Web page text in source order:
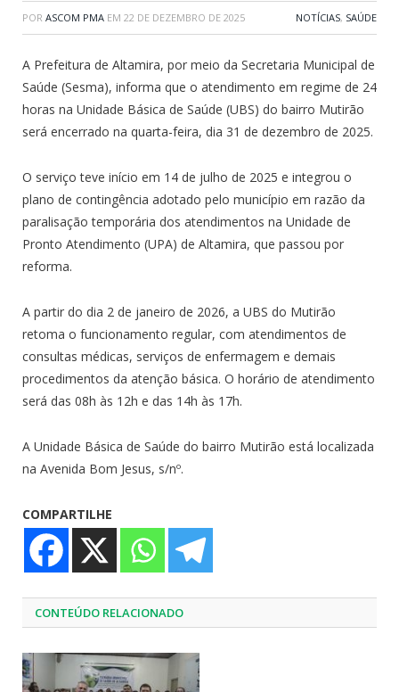
POR ASCOM PMA EM 22 DE DEZEMBRO DE 2025 NOTÍCIAS, SAÚDE
A Prefeitura de Altamira, por meio da Secretaria Municipal de
Saúde (Sesma), informa que o atendimento em regime de 24
horas na Unidade Básica de Saúde (UBS) do bairro Mutirão
será encerrado na quarta-feira, dia 31 de dezembro de 2025.
O serviço teve início em 14 de julho de 2025 e integrou o
plano de contingência adotado pelo município em razão da
paralisação temporária dos atendimentos na Unidade de
Pronto Atendimento (UPA) de Altamira, que passou por
reforma.
A partir do dia 2 de janeiro de 2026, a UBS do Mutirão
retoma o funcionamento regular, com atendimentos de
consultas médicas, serviços de enfermagem e demais
procedimentos da atenção básica. O horário de atendimento
será das 08h às 12h e das 14h às 17h.
A Unidade Básica de Saúde do bairro Mutirão está localizada
na Avenida Bom Jesus, s/nº.
COMPARTILHE
CONTEÚDO RELACIONADO